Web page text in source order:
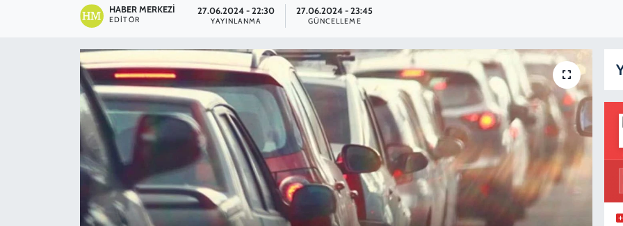
HABER MERKEZI
EDITÖR
27.06.2024 - 22:30
YAYINLANMA
27.06.2024 - 23:45
GÜNCELLEME